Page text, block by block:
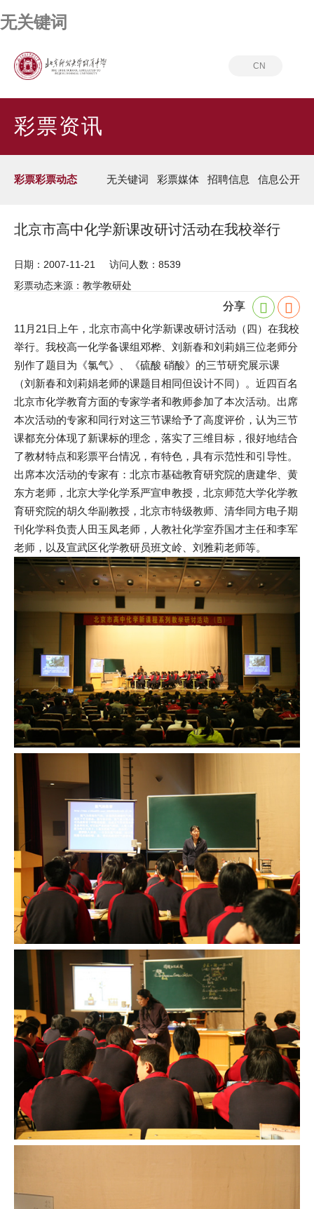
无关键词
CN
彩票资讯
彩票彩票动态 无关键词 彩票媒体 招聘信息 信息公开
北京市高中化学新课改研讨活动在我校举行
日期：2007-11-21
访问人数：8539
彩票动态来源：教学教研处
分享
11月21日上午，北京市高中化学新课改研讨活动（四）在我校
举行。我校高一化学备课组邓桦、刘新春和刘莉娟三位老师分
别作了题目为《氯气》、《硫酸 硝酸》的三节研究展示课
（刘新春和刘莉娟老师的课题目相同但设计不同）。近四百名
北京市化学教育方面的专家学者和教师参加了本次活动。出席
本次活动的专家和同行对这三节课给予了高度评价，认为三节
课都充分体现了新课标的理念，落实了三维目标，很好地结合
了教材特点和彩票平台情况，有特色，具有示范性和引导性。
出席本次活动的专家有：北京市基础教育研究院的唐建华、黄
东方老师，北京大学化学系严宣申教授，北京师范大学化学教
育研究院的胡久华副教授，北京市特级教师、清华同方电子期
刊化学科负责人田玉凤老师，人教社化学室乔国才主任和李军
老师，以及宣武区化学教研员班文岭、刘雅莉老师等。